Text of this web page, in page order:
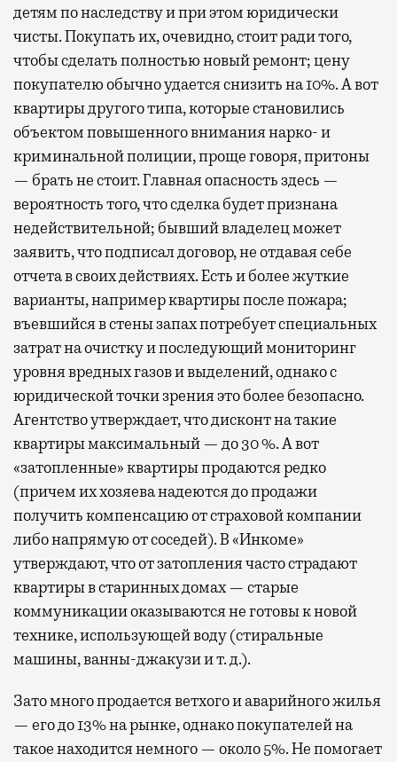
детям по наследству и при этом юридически
чисты. Покупать их, очевидно, стоит ради того,
чтобы сделать полностью новый ремонт; цену
покупателю обычно удается снизить на 10%. А вот
квартиры другого типа, которые становились
объектом повышенного внимания нарко- и
криминальной полиции, проще говоря, притоны
— брать не стоит. Главная опасность здесь —
вероятность того, что сделка будет признана
недействительной; бывший владелец может
заявить, что подписал договор, не отдавая себе
отчета в своих действиях. Есть и более жуткие
варианты, например квартиры после пожара;
въевшийся в стены запах потребует специальных
затрат на очистку и последующий мониторинг
уровня вредных газов и выделений, однако с
юридической точки зрения это более безопасно.
Агентство утверждает, что дисконт на такие
квартиры максимальный — до 30 %. А вот
«затопленные» квартиры продаются редко
(причем их хозяева надеются до продажи
получить компенсацию от страховой компании
либо напрямую от соседей). В «Инкоме»
утверждают, что от затопления часто страдают
квартиры в старинных домах — старые
коммуникации оказываются не готовы к новой
технике, использующей воду (стиральные
машины, ванны-джакузи и т. д.).
Зато много продается ветхого и аварийного жилья
— его до 13% на рынке, однако покупателей на
такое находится немного — около 5%. Не помогает